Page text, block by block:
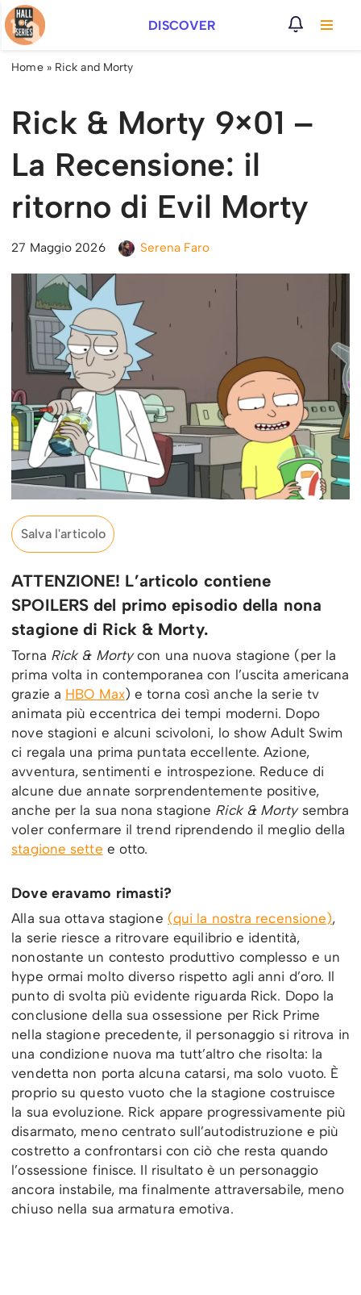
Vai
al
DISCOVER
Home» Rick and Morty
Rick & Morty 9×01 –
La Recensione: il
ritorno di Evil Morty
27 Maggio 2026 Serena Faro
Salva l'articolo
ATTENZIONE! L’articolo contiene
SPOILERS del primo episodio della nona
stagione di Rick & Morty.
Torna Rick & Mortycon una nuova stagione (per la
prima volta in contemporanea con l’uscita americana
grazie a HBO Max) e torna così anche la serie tv
animata più eccentrica dei tempi moderni. Dopo
nove stagioni e alcuni scivoloni, lo show Adult Swim
ci regala una prima puntata eccellente. Azione,
avventura, sentimenti e introspezione. Reduce di
alcune due annate sorprendentemente positive,
anche per la sua nona stagione Rick & Mortysembra
voler confermare il trend riprendendo il meglio della
stagione sette e otto.
Dove eravamo rimasti?
Alla sua ottava stagione (qui la nostra recensione),
la serie riesce a ritrovare equilibrio e identità,
nonostante un contesto produttivo complesso e un
hype ormai molto diverso rispetto agli anni d’oro. Il
punto di svolta più evidente riguarda Rick. Dopo la
conclusione della sua ossessione per Rick Prime
nella stagione precedente, il personaggio si ritrova in
una condizione nuova ma tutt’altro che risolta: la
vendetta non porta alcuna catarsi, ma solo vuoto. È
proprio su questo vuoto che la stagione costruisce
la sua evoluzione. Rick appare progressivamente più
disarmato, meno centrato sull’autodistruzione e più
costretto a confrontarsi con ciò che resta quando
l’ossessione finisce. Il risultato è un personaggio
ancora instabile, ma finalmente attraversabile, meno
chiuso nella sua armatura emotiva.